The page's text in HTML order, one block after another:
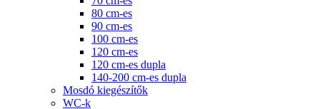
80 cm-es
90 cm-es
100 cm-es
120 cm-es
120 cm-es dupla
140-200 cm-es dupla
Mosdó kiegészítők
WC-k